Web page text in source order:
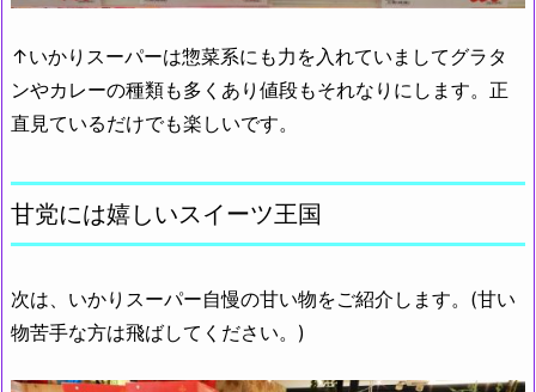
↑いかりスーパーは惣菜系にも力を入れていましてグラタ
ンやカレーの種類も多くあり値段もそれなりにします。正
直見ているだけでも楽しいです。
甘党には嬉しいスイーツ王国
次は、いかりスーパー自慢の甘い物をご紹介します。(甘い
物苦手な方は飛ばしてください。)